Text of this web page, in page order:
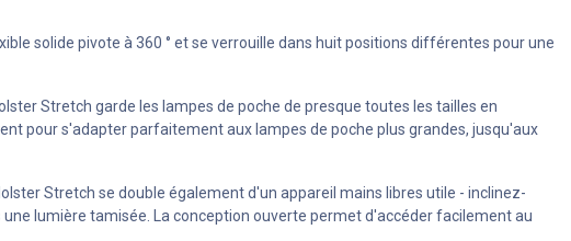
solide pivote à 360 ° et se verrouille dans huit positions différentes pour une
Stretch garde les lampes de poche de presque toutes les tailles en
pour s'adapter parfaitement aux lampes de poche plus grandes, jusqu'aux
Stretch se double également d'un appareil mains libres utile - inclinez-
lumière tamisée. La conception ouverte permet d'accéder facilement au